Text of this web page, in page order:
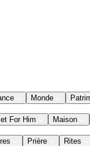
Monde
For Him Maison
Prière Rites